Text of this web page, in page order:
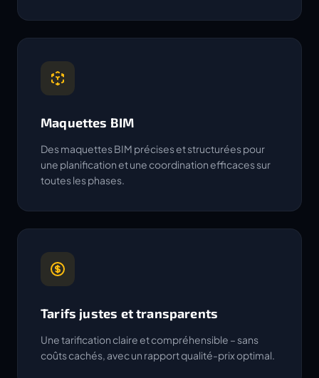
Maquettes BIM
Des maquettes BIM précises et structurées pour
une planification et une coordination efficaces sur
toutes les phases.
Tarifs justes et transparents
Une tarification claire et compréhensible – sans
coûts cachés, avec un rapport qualité-prix optimal.